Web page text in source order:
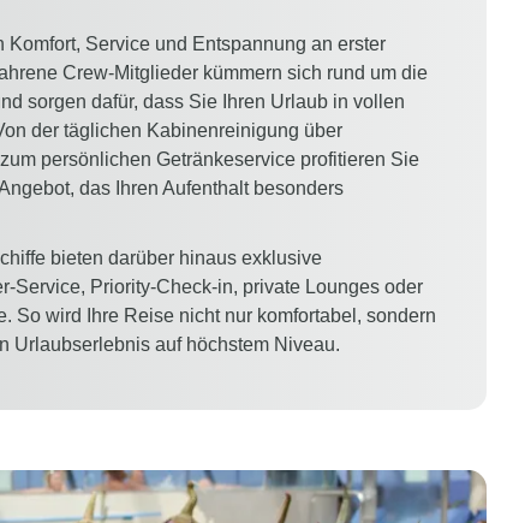
Komfort, Service und Entspannung an erster
Crew-Mitglieder kümmern sich rund um die
sorgen dafür, dass Sie Ihren Urlaub in vollen
der täglichen Kabinenreinigung über
persönlichen Getränkeservice profitieren Sie
das Ihren Aufenthalt besonders
bieten darüber hinaus exklusive
Service, Priority-Check-in, private Lounges oder
So wird Ihre Reise nicht nur komfortabel, sondern
Urlaubserlebnis auf höchstem Niveau.